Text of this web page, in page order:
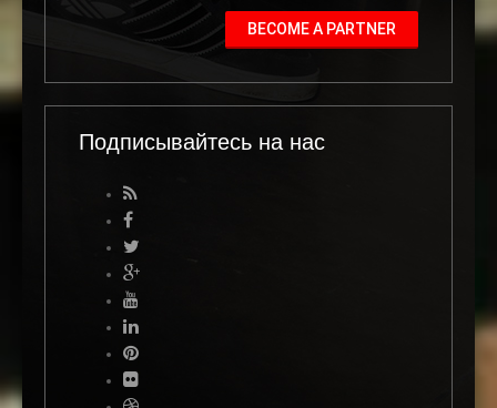
BECOME A PARTNER
Подписывайтесь на нас